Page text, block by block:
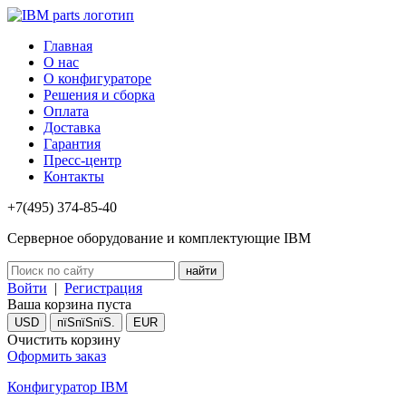
Главная
О нас
О конфигураторе
Решения и сборка
Оплата
Доставка
Гарантия
Пресс-центр
Контакты
+7(495) 374-85-40
Серверное оборудование и комплектующие IBM
Войти | Регистрация
Ваша корзина пуста
USD пїЅпїЅпїЅ. EUR
Очистить корзину
Оформить заказ
Конфигуратор IBM